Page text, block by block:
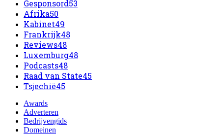
Gesponsord53
Afrika50
Kabinet49
Frankrijk48
Reviews48
Luxemburg48
Podcasts48
Raad van State45
Tsjechië45
Awards
Adverteren
Bedrijvengids
Domeinen